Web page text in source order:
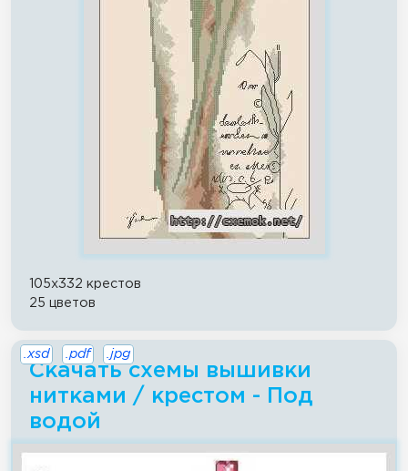
105x332 крестов
25 цветов
Скачать схемы вышивки
нитками / крестом - Под
водой
.xsd .pdf .jpg